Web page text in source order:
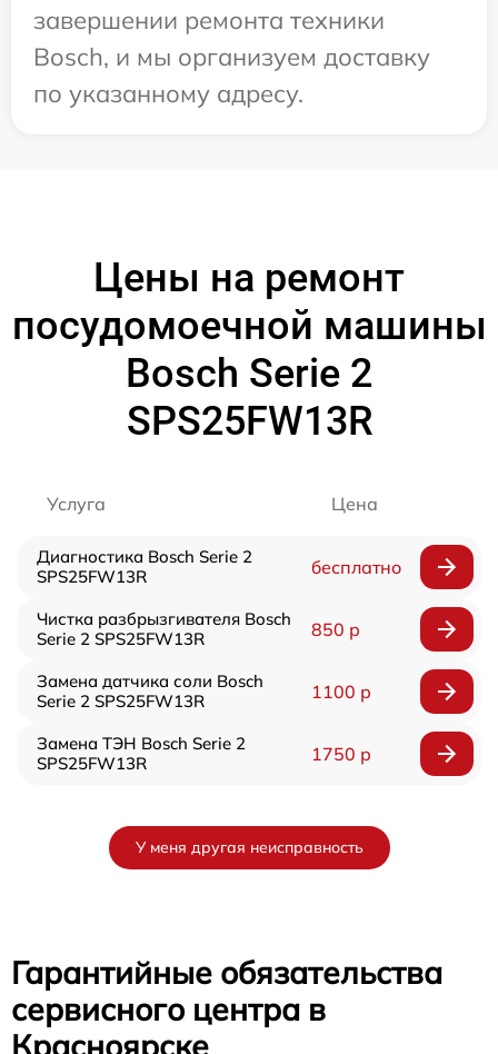
завершении ремонта техники
Bosch, и мы организуем доставку
по указанному адресу.
Цены на ремонт
посудомоечной машины
Bosch Serie 2
SPS25FW13R
Услуга Цена
Диагностика Bosch Serie 2
SPS25FW13R
бесплатно
Чистка разбрызгивателя Bosch
Serie 2 SPS25FW13R
850 р
Замена датчика соли Bosch
Serie 2 SPS25FW13R
1100 р
Замена ТЭН Bosch Serie 2
SPS25FW13R
1750 р
У меня другая неисправность
Гарантийные обязательства
сервисного центра в
Красноярске